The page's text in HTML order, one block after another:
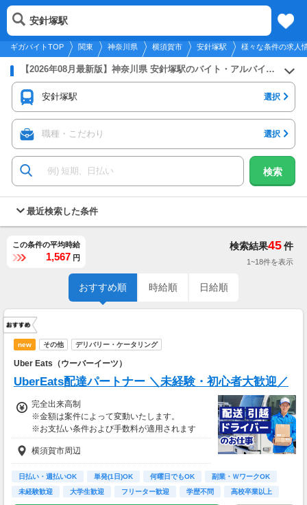
2026年8月6日更新
メニュー
ギガバイトTOP 関東 神奈川県 横須賀市 安針塚駅 様々な条件の求人
安針塚駅
【2026年08月最新版】神奈川県 安針塚駅のバイト・アルバイト・パートの求人募集情報
安針塚駅 選択
職種・こだわり 選択
検索
最近検索した条件
この条件の平均時給
1,567 円
検索結果45件
1~18件を表示
おすすめ順 時給順 日給順
new その他 デリバリー・ケータリング
Uber Eats（ウーバーイーツ）
UberEats配達パートナー ＼未経験・初心者大歓迎／
完全出来高制
※金額は案件によって変動いたします。
※お支払い条件および手数料が適用されます
横須賀市周辺
日払い・週払いOK 単発(1日)OK 何曜日でもOK
副業・ＷワークOK
未経験歓迎
大学生歓迎 フリーター歓迎 学歴不問 高校卒業以上